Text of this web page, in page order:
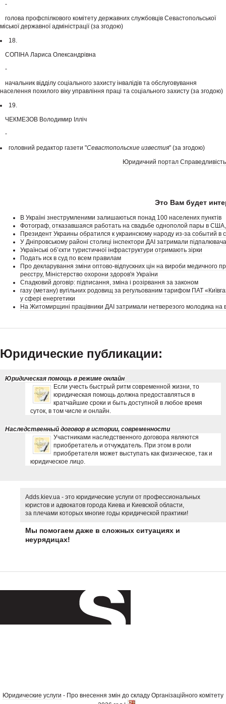
-
голова профспілкового комітету державних службовців Севастопольської
міської державної адміністрації (за згодою)
18.
СОПІНА Лариса Олександрівна
-
начальник відділу соціального захисту інвалідів та обслуговування
населення похилого віку управління праці та соціального захисту (за згодою)
19.
ЧЕКМЕЗОВ Володимир Ілліч
-
головний редактор газети "Севастопольские известия" (за згодою)
Юридичний портал Справедливість
Это Вам будет
В Україні знеструмленими залишаються понад 100 населених пунктів
Фотограф, отказавшаяся работать на свадьбе однополой пары в
Президент Украины обратился к украинскому народу из-за событий в
У Дніпровському районі столиці інспектори ДАІ затримали
Українські об’єкти туристичної інфраструктури отримають зірки
Подать иск в суд по всем правилам
Про декларування зміни оптово-відпускних цін на вироби медичного
реєстру, Міністерство охорони здоров'я України
Спадковий договір: підписання, зміна і розірвання за законом
газу (метану) вугільних родовищ за регульованим тарифом ПАТ
у сфері енергетики
На Житомирщині працівники ДАІ затримали нетверезого молодика на
Юридические публикации:
Юридическая помощь в режиме онлайн
Если учесть быстрый ритм современной жизни, то
юридическая помощь должна предоставляться в
кратчайшие сроки и быть доступной в любое время
суток, в том числе и онлайн.
Наследственный договор в истории, современности
Участниками наследственного договора являются
приобретатель и отчуждатель. При этом в роли
приобретателя может выступать как физическое, так и
юридическое лицо.
Adds.kiev.ua - это юридические услуги от профессиональных
юристов и адвокатов города Киева и Киевской области,
за плечами которых многие годы юридической практики!
Мы помогаем даже в сложных ситуациях и
неурядицах!
Юридические услуги - Про внесення змін до складу Організаційного комітету